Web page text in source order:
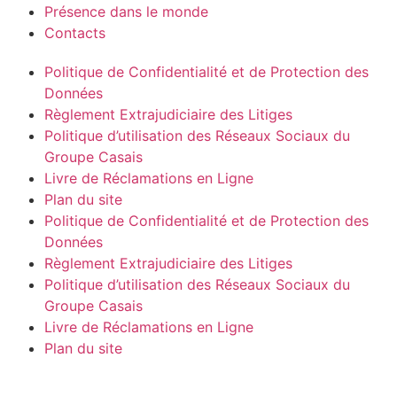
Présence dans le monde
Contacts
Politique de Confidentialité et de Protection des
Données
Règlement Extrajudiciaire des Litiges
Politique d’utilisation des Réseaux Sociaux du
Groupe Casais
Livre de Réclamations en Ligne
Plan du site
Politique de Confidentialité et de Protection des
Données
Règlement Extrajudiciaire des Litiges
Politique d’utilisation des Réseaux Sociaux du
Groupe Casais
Livre de Réclamations en Ligne
Plan du site